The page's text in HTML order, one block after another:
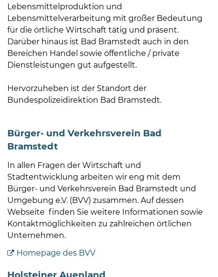
Uhr
sowie
außerhalb
der
Öffnungszeiten
Vereinbarung.
Lebensmittelproduktion und
Lebensmittelverarbeitung mit großer Bedeutung
für die örtliche Wirtschaft tätig und präsent.
Darüber hinaus ist Bad Bramstedt auch in den
Bereichen Handel sowie öffentliche / private
Dienstleistungen gut aufgestellt.
Hervorzuheben ist der Standort der
Bundespolizeidirektion Bad Bramstedt.
Bürger- und Verkehrsverein Bad
Bramstedt
In allen Fragen der Wirtschaft und
Stadtentwicklung arbeiten wir eng mit dem
Bürger- und Verkehrsverein Bad Bramstedt und
Umgebung e.V. (BVV) zusammen. Auf dessen
Webseite finden Sie weitere Informationen sowie
Kontaktmöglichkeiten zu zahlreichen örtlichen
Unternehmen.
Homepage des BVV
Holsteiner Auenland